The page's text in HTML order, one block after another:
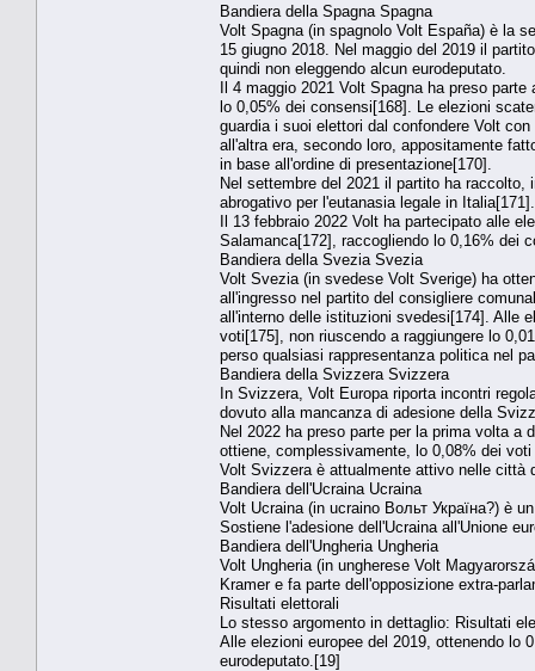
Bandiera della Spagna Spagna
Volt Spagna (in spagnolo Volt España) è la
15 giugno 2018. Nel maggio del 2019 il
quindi non eleggendo alcun eurodeputato.
Il 4 maggio 2021 Volt Spagna ha preso
lo 0,05% dei consensi[168]. Le elezioni
guardia i suoi elettori dal confondere Volt
all'altra era, secondo loro, appositamente
in base all'ordine di presentazione[170].
Nel settembre del 2021 il partito ha
abrogativo per l'eutanasia legale in Italia[171].
Il 13 febbraio 2022 Volt ha partecipato alle
Salamanca[172], raccogliendo lo 0,16% dei
Bandiera della Svezia Svezia
Volt Svezia (in svedese Volt Sverige) ha
all'ingresso nel partito del consigliere
all'interno delle istituzioni svedesi[174]. Alle
voti[175], non riuscendo a raggiungere lo
perso qualsiasi rappresentanza politica nel
Bandiera della Svizzera Svizzera
In Svizzera, Volt Europa riporta incontri
dovuto alla mancanza di adesione della
Nel 2022 ha preso parte per la prima volta
ottiene, complessivamente, lo 0,08% dei
Volt Svizzera è attualmente attivo nelle città
Bandiera dell'Ucraina Ucraina
Volt Ucraina (in ucraino Вольт Україна?) è
Sostiene l'adesione dell'Ucraina all'Unione
Bandiera dell'Ungheria Ungheria
Volt Ungheria (in ungherese Volt
Kramer e fa parte dell'opposizione extra-
Risultati elettorali
Lo stesso argomento in dettaglio: Risultati
Alle elezioni europee del 2019, ottenendo lo
eurodeputato.[19]